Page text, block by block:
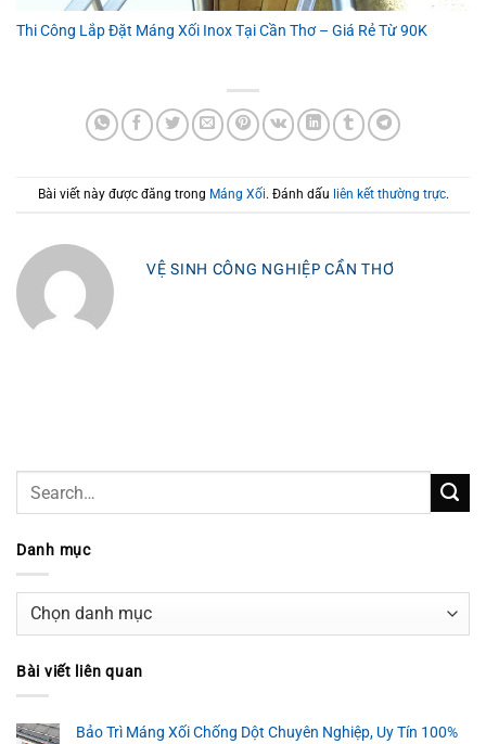
Thi Công Lắp Đặt Máng Xối Inox Tại Cần Thơ – Giá Rẻ Từ 90K
Bài viết này được đăng trong Máng Xối. Đánh dấu liên kết thường trực.
VỆ SINH CÔNG NGHIỆP CẦN THƠ
Danh mục
mục
Bài viết liên quan
Bảo Trì Máng Xối Chống Dột Chuyên Nghiệp, Uy Tín 100%